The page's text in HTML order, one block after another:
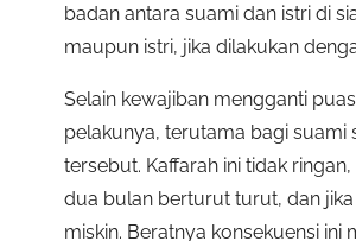
badan antara suami dan istri di
maupun istri, jika dilakukan
Selain kewajiban mengganti
pelakunya, terutama bagi
tersebut. Kaffarah ini tidak
dua bulan berturut turut, dan
miskin. Beratnya konsekuensi